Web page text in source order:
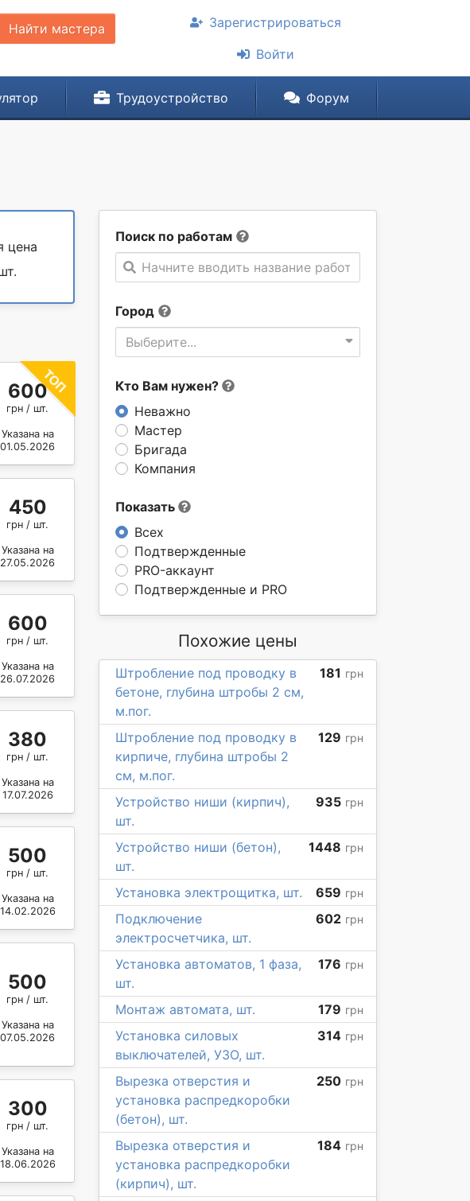
Найти мастера
Зарегистрироваться
Войти
Трудоустройство Форум
Поиск по работам
Начните вводить название работы
Город
Выберите...
Кто Вам нужен?
Неважно
Мастер
Бригада
Компания
Показать
Всех
Подтвержденные
PRO-аккаунт
Подтвержденные и PRO
цена
600
грн / шт.
Указана на
01.05.2026
450
грн / шт.
Указана на
27.05.2026
600
грн / шт.
Указана на
26.07.2026
380
грн / шт.
Указана на
17.07.2026
500
грн / шт.
Указана на
14.02.2026
500
грн / шт.
Указана на
07.05.2026
300
грн / шт.
Указана на
18.06.2026
Похожие цены
Штробление под проводку в
бетоне, глубина штробы 2 см,
м.пог.
181 грн
Штробление под проводку в
кирпиче, глубина штробы 2
см, м.пог.
129 грн
Устройство ниши (кирпич),
шт.
935 грн
Устройство ниши (бетон),
шт.
1448 грн
Установка электрощитка, шт. 659 грн
Подключение
электросчетчика, шт.
602 грн
Установка автоматов, 1 фаза,
шт.
176 грн
Монтаж автомата, шт. 179 грн
Установка силовых
выключателей, УЗО, шт.
314 грн
Вырезка отверстия и
установка распредкоробки
(бетон), шт.
250 грн
Вырезка отверстия и
установка распредкоробки
(кирпич), шт.
184 грн